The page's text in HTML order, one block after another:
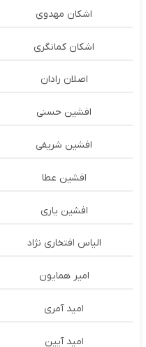
اشکان مهدوی
اشکان‌ کمانگری
اصلان رادان
افشین حسنی
افشین شریفی
افشین عطا
افشین یاری
الیاس افتخاری نژاد
امير همايون
امید آمری
امید آیین